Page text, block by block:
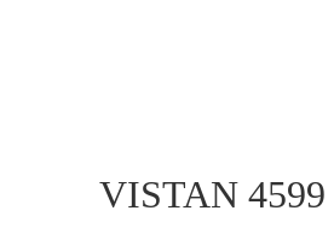
VISTAN 4599